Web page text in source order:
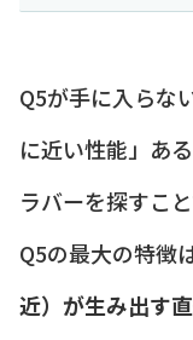
Q5が手に入らな
に近い性能」あ
ラバーを探すこと
Q5の最大の特徴は
近）が生み出す